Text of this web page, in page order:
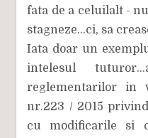
fata de a celuilalt -
stagneze...ci, sa
Iata doar un
intelesul
reglementarilor in
nr.223 / 2015
cu modificarile si